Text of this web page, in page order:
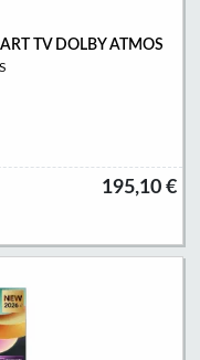
TV DOLBY ATMOS
195,10 €